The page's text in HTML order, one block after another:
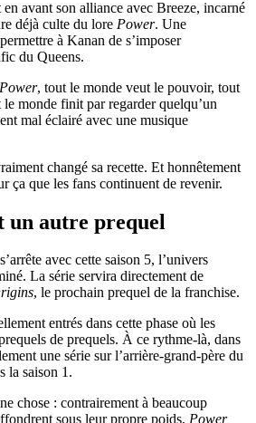
avant son alliance avec Breeze, incarné
déjà culte du lore Power. Une
à Kanan de s’imposer
du Queens.
Power, tout le monde veut le pouvoir, tout
monde finit par regarder quelqu’un
mal éclairé avec une musique
changé sa recette. Et honnêtement
ça que les fans continuent de revenir.
autre prequel
s’arrête avec cette saison 5, l’univers
La série servira directement de
, le prochain prequel de la franchise.
entrés dans cette phase où les
de prequels. À ce rythme-là, dans
une série sur l’arrière-grand-père du
la saison 1.
chose : contrairement à beaucoup
sous leur propre poids, Power